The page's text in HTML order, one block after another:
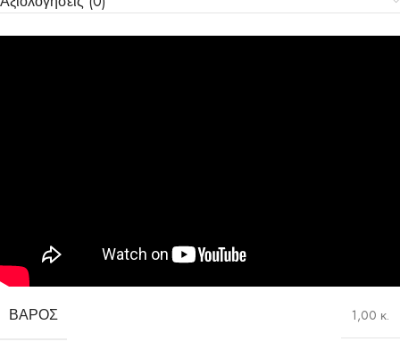
ΒΆΡΟΣ 1,00 κ.